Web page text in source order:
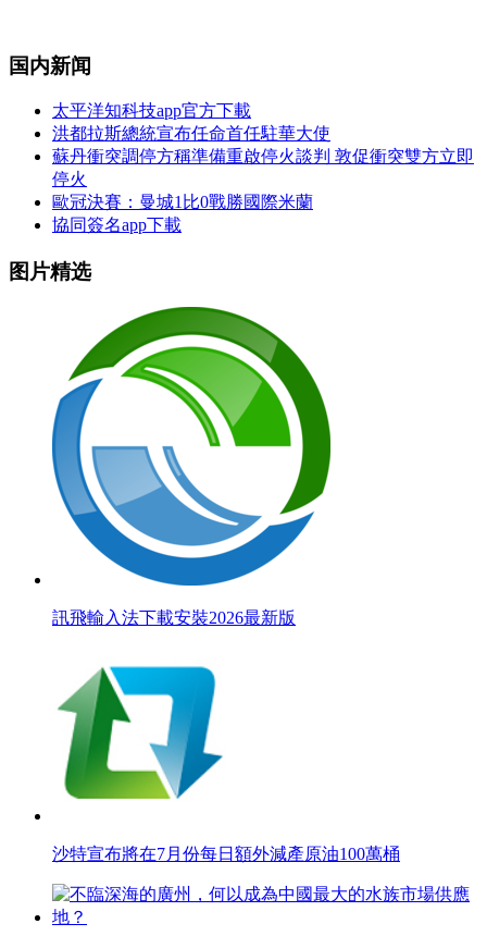
国内新闻
太平洋知科技app官方下載
洪都拉斯總統宣布任命首任駐華大使
蘇丹衝突調停方稱準備重啟停火談判 敦促衝突雙方立即
停火
歐冠決賽：曼城1比0戰勝國際米蘭
協同簽名app下載
图片精选
訊飛輸入法下載安裝2026最新版
沙特宣布將在7月份每日額外減產原油100萬桶